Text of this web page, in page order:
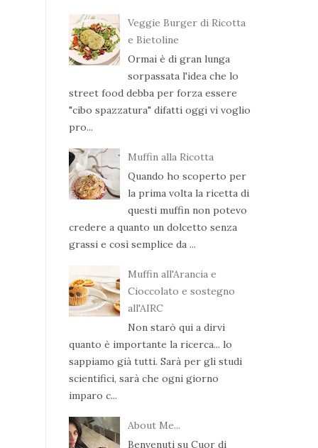
Veggie Burger di Ricotta
e Bietoline
Ormai è di gran lunga
sorpassata l'idea che lo
street food debba per forza essere
"cibo spazzatura" difatti oggi vi voglio
pro...
Muffin alla Ricotta
Quando ho scoperto per
la prima volta la ricetta di
questi muffin non potevo
credere a quanto un dolcetto senza
grassi e così semplice da ...
Muffin all'Arancia e
Cioccolato e sostegno
all'AIRC
Non starò qui a dirvi
quanto è importante la ricerca... lo
sappiamo già tutti. Sarà per gli studi
scientifici, sarà che ogni giorno
imparo c...
About Me...
Benvenuti su Cuor di